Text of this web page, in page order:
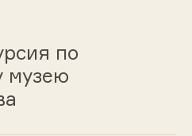
по
музею